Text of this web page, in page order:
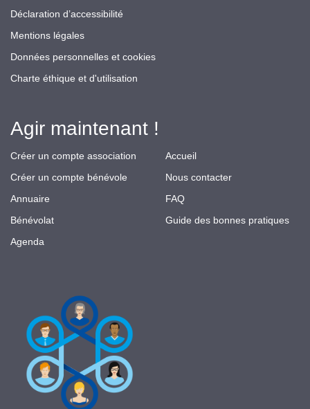
Déclaration d’accessibilité
Mentions légales
Données personnelles et cookies
Charte éthique et d'utilisation
Agir maintenant !
Créer un compte association
Créer un compte bénévole
Annuaire
Bénévolat
Agenda
Accueil
Nous contacter
FAQ
Guide des bonnes pratiques